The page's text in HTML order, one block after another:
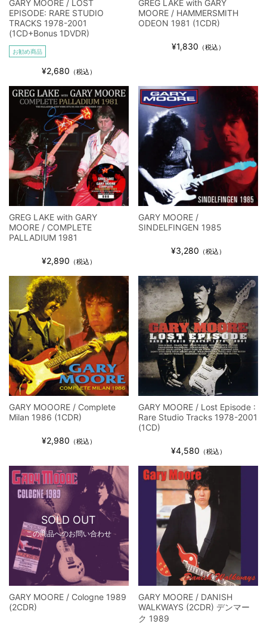
NGHFB / 2024年7月28日 フジロック’24公演 超高音質AI-SBD！
*NEW RELEASE (最新約3ヶ月)
ウォーニング / 2024年4月22日 英リーズ公演 超高音質
IEM+Aud！
*NEW RELEASE (最新約3ヶ月)
ビリー・ジョエル / 2024年3月24日 100Aniv. 米M.S.G公演 完全
収録！
*NEW RELEASE (最新約3ヶ月) 2024.6.24
リアム・ギャラガー / 2024年6月3日 カーディフ公演 IEM/AUD 完
全収録！
*NEW RELEASE (最新約3ヶ月)
2024.6.24
スコーピオンズ / 2024年6月15日 リスボン公演 FHD 完全収録！
*NEW RELEASE (最新約3ヶ月)
2024.6.20
マネスキン / 2024年6月9日 ドイツ ROCK AM RING 公演 FHD 完
全収録！
*NEW RELEASE (最新約3ヶ月)
2024.6.9
リアム・ギャラガー / 2024年6月1日 英国シェフィールド公演 完
*NEW RELEASE (最新約3ヶ月)
メガデス / 2023年8月4日 ドイツ W.O.A. 公演 FHD 完全収録！
*NEW RELEASE (最新約3ヶ月)
2024.6.9
ユーライア・ヒープ / 2023年8月3日 ドイツ W.O.A. 公演 FHD 完
全収録！
*NEW RELEASE (最新約3ヶ月)
2024.6.9
ジャーニー / 1979年5月8+9日 コロラド州 2公演 SBD 完全収録！
GARY MOORE / LOST
EPISODE: RARE STUDIO
TRACKS 1978-2001
(1CD+Bonus 1DVDR)
お勧め商品
¥2,680 （税込）
GREG LAKE with GARY
MOORE / HAMMERSMITH
ODEON 1981 (1CDR)
¥1,830 （税込）
GREG LAKE with GARY
MOORE / COMPLETE
PALLADIUM 1981
¥2,890 （税込）
GARY MOORE /
SINDELFINGEN 1985
¥3,280 （税込）
GARY MOOORE / Complete
Milan 1986 (1CDR)
¥2,980 （税込）
GARY MOORE / Lost Episode :
Rare Studio Tracks 1978-2001
(1CD)
¥4,580 （税込）
SOLD OUT
この商品へのお問い合わせ
GARY MOORE / Cologne 1989
(2CDR)
GARY MOORE / DANISH
WALKWAYS (2CDR) デンマー
ク 1989